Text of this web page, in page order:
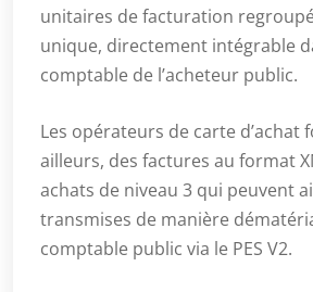
unitaires de facturation
unique, directement intégrable
comptable de l’acheteur public.
Les opérateurs de carte d’achat
ailleurs, des factures au format
achats de niveau 3 qui peuvent
transmises de manière
comptable public via le PES V2.